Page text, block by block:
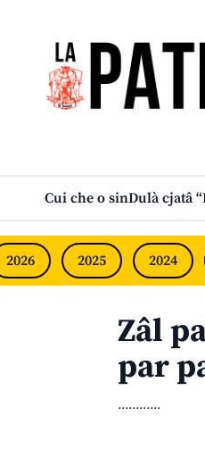
Cui che o sinDulà cjatâ
2026 2025 2024
Zâl
par
............